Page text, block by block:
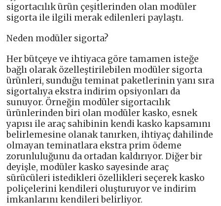
sigortacılık ürün çeşitlerinden olan modüler
sigorta ile ilgili merak edilenleri paylaştı.
Neden modüler sigorta?
Her bütçeye ve ihtiyaca göre tamamen isteğe
bağlı olarak özelleştirilebilen modüler sigorta
ürünleri, sunduğu teminat paketlerinin yanı sıra
sigortalıya ekstra indirim opsiyonları da
sunuyor. Örneğin modüler sigortacılık
ürünlerinden biri olan modüler kasko, esnek
yapısı ile araç sahibinin kendi kasko kapsamını
belirlemesine olanak tanırken, ihtiyaç dahilinde
olmayan teminatlara ekstra prim ödeme
zorunluluğunu da ortadan kaldırıyor. Diğer bir
deyişle, modüler kasko sayesinde araç
sürücüleri istedikleri özellikleri seçerek kasko
poliçelerini kendileri oluşturuyor ve indirim
imkanlarını kendileri belirliyor.